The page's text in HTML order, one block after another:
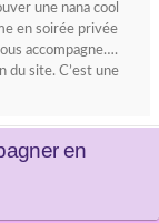
une nana cool
en soirée privée
accompagne….
du site. C’est une
en